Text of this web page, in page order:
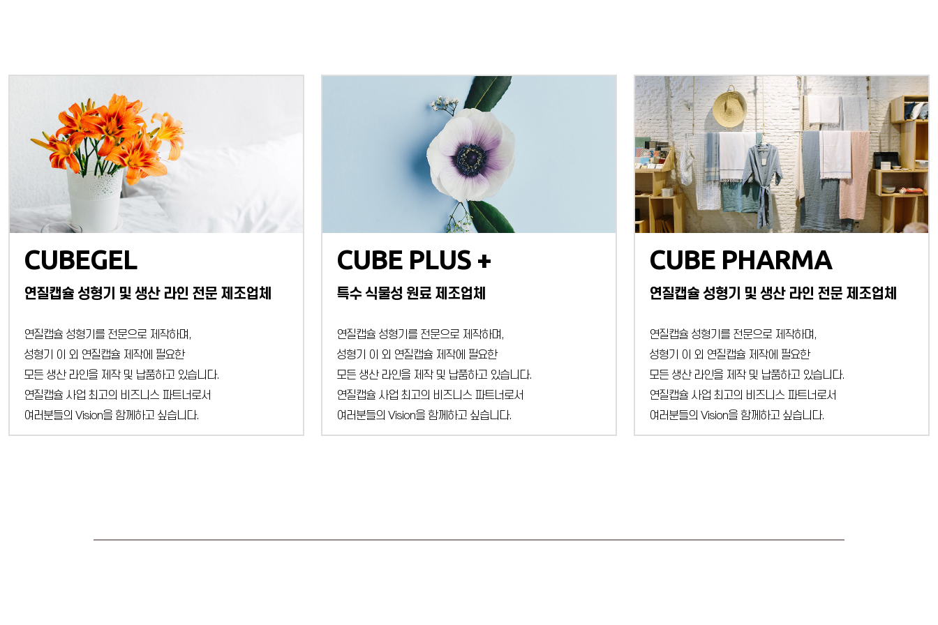
CUBEGEL
연질캡슐 성형기 및 생산 라인 전문 제조업체
연질캡슐 성형기를 전문으로 제작하며,
성형기 이 외 연질캡슐 제작에 필요한
모든 생산 라인을 제작 및 납품하고 있습니다.
연질캡슐 사업 최고의 비즈니스 파트너로서
여러분들의 Vision을 함께하고 싶습니다.
CUBE PLUS +
특수 식물성 원료 제조업체
연질캡슐 성형기를 전문으로 제작하며,
성형기 이 외 연질캡슐 제작에 필요한
모든 생산 라인을 제작 및 납품하고 있습니다.
연질캡슐 사업 최고의 비즈니스 파트너로서
여러분들의 Vision을 함께하고 싶습니다.
CUBE PHARMA
연질캡슐 성형기 및 생산 라인 전문 제조업체
연질캡슐 성형기를 전문으로 제작하며,
성형기 이 외 연질캡슐 제작에 필요한
모든 생산 라인을 제작 및 납품하고 있습니다.
연질캡슐 사업 최고의 비즈니스 파트너로서
여러분들의 Vision을 함께하고 싶습니다.